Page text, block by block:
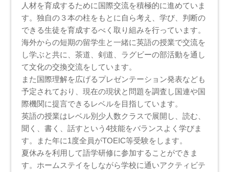
人材を育成するために国際交流を積極的に進めていま
す。独自の３本の柱をもとに自ら考え、学び、判断の
できる生徒を育成するべく取り組みを行っています。
海外からの短期の留学生と一緒に英語の授業で交流を
し学ぶと共に、茶道、剣道、ラグビーの部活動を通し
て文化の交換交流をしています。
また国際理解を広げるプレゼンテーション発表なども
予定されており、現在の現状と問題を調査し国連や国
際機関に提言できるレベルを目指しています。
英語の授業はレベル別少人数クラスで展開し、読む、
聞く、書く、話すという4技能をバランスよく学びま
す。また年に1度全員がTOEIC等受験をします。
夏休みを利用して語学研修に参加することができま
す。ホームステイをしながら学校に通いアクティビテ